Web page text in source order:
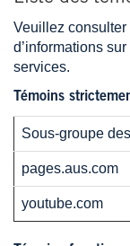
Veuillez
d’informations
services.
Témoins
Sous-groupe
pages.aus.com
youtube.com